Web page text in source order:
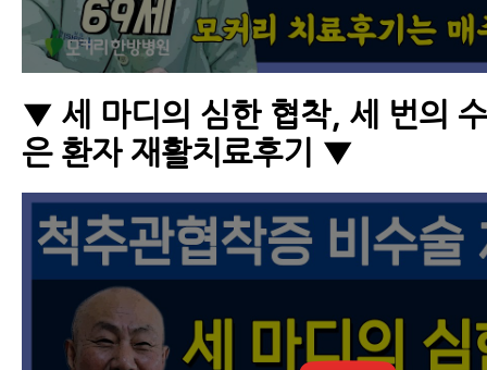
▼ 세 마디의 심한 협착, 세 번의
은 환자 재활치료후기 ▼